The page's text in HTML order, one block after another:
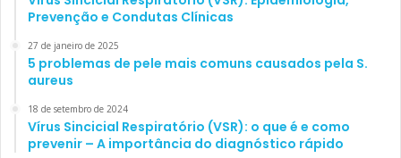
Prevenção e Condutas Clínicas
27 de janeiro de 2025
5 problemas de pele mais comuns causados pela S.
aureus
18 de setembro de 2024
Vírus Sincicial Respiratório (VSR): o que é e como
prevenir – A importância do diagnóstico rápido